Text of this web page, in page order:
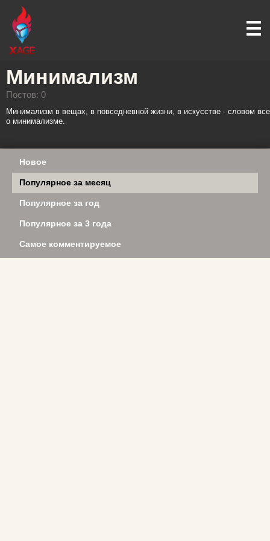
Минимализм
Постов: 0
Минимализм в вещах, в повседневной жизни, в искусстве - словом все
о минимализме.
Новое
Популярное за месяц
Популярное за год
Популярное за 3 года
Самое комментируемое